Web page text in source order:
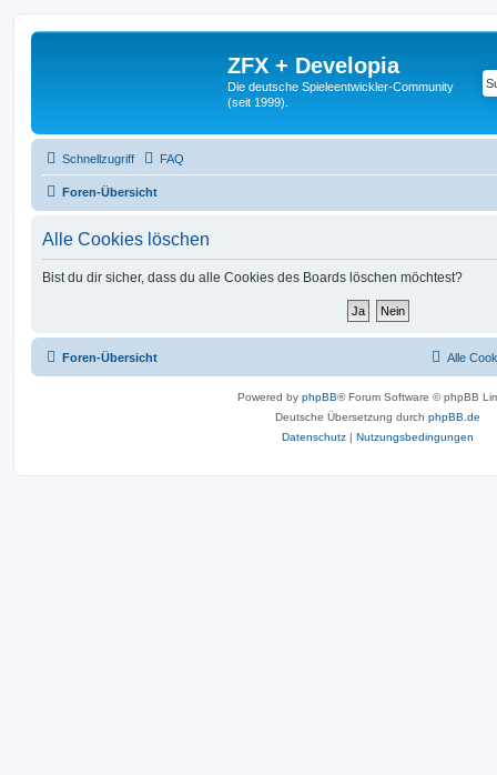
ZFX + Developia
Die deutsche Spieleentwickler-Community
(seit 1999).
Schnellzugriff FAQ
Foren-Übersicht
Alle Cookies löschen
Bist du dir sicher, dass du alle Cookies des Boards löschen möchtest?
Foren-Übersicht Alle
Powered by phpBB® Forum Software © phpBB
Deutsche Übersetzung durch phpBB.de
Datenschutz | Nutzungsbedingungen